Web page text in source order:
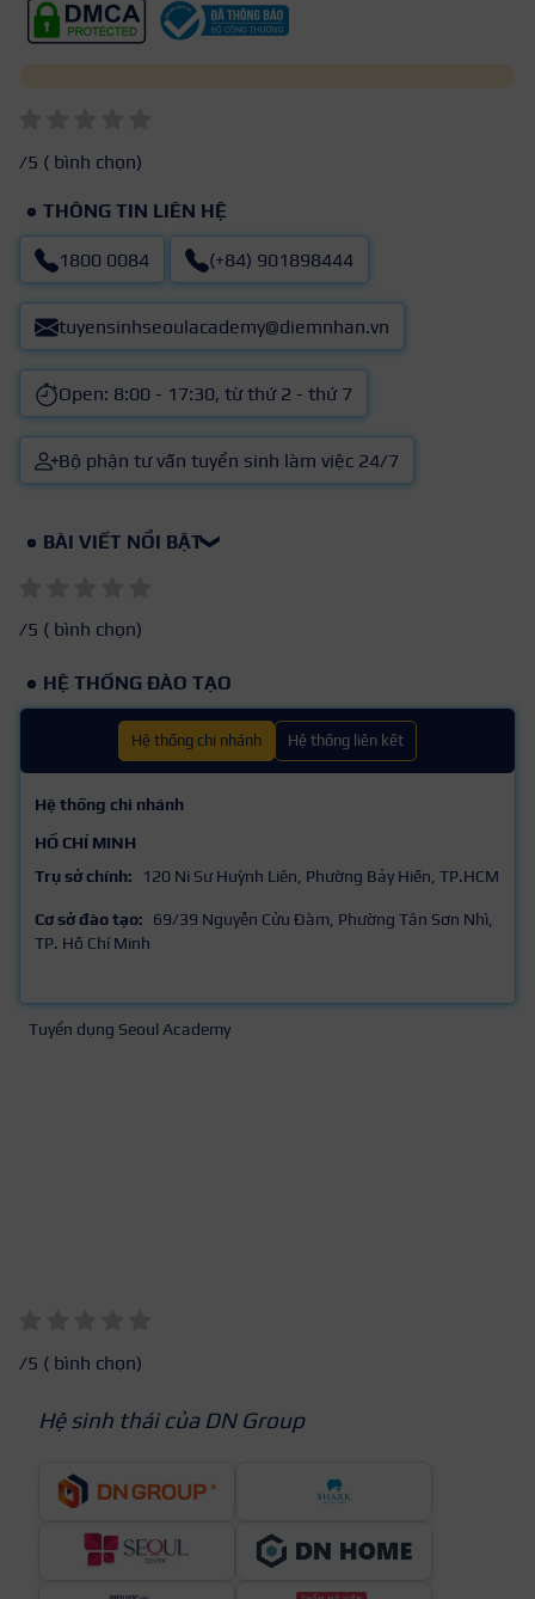
/5 ( bình chọn)
THÔNG TIN LIÊN HỆ
1800 0084 (+84) 901898444
tuyensinhseoulacademy@diemnhan.vn
Open: 8:00 - 17:30, từ thứ 2 - thứ 7
Bộ phận tư vấn tuyển sinh làm việc 24/7
BÀI VIẾT NỔI BẬT❯
/5 ( bình chọn)
HỆ THỐNG ĐÀO TẠO
Hệ thống chi nhánh Hệ thống liên kết
Hệ thống chi nhánh
HỒ CHÍ MINH
Trụ sở chính:
120 Ni Sư Huỳnh Liên, Phường Bảy Hiền, TP.HCM
Cơ sở đào tạo:
69/39 Nguyễn Cửu Đàm, Phường Tân Sơn Nhì,
TP. Hồ Chí Minh
Tuyển dụng Seoul Academy
/5 ( bình chọn)
Hệ sinh thái của DN Group